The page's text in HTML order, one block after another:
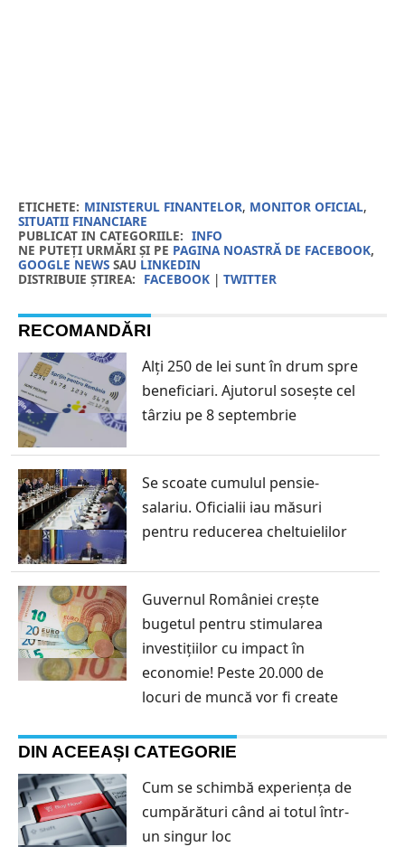
ETICHETE: MINISTERUL FINANTELOR, MONITOR OFICIAL,
SITUATII FINANCIARE
PUBLICAT IN CATEGORIILE: INFO
NE PUTEȚI URMĂRI ȘI PE PAGINA NOASTRĂ DE FACEBOOK,
GOOGLE NEWSSAU LINKEDIN
DISTRIBUIE ȘTIREA: FACEBOOK| TWITTER
RECOMANDĂRI
Alți 250 de lei sunt în drum spre
beneficiari. Ajutorul sosește cel
târziu pe 8 septembrie
Se scoate cumulul pensie-
salariu. Oficialii iau măsuri
pentru reducerea cheltuielilor
Guvernul României crește
bugetul pentru stimularea
investițiilor cu impact în
economie! Peste 20.000 de
locuri de muncă vor fi create
DIN ACEEAȘI CATEGORIE
Cum se schimbă experiența de
cumpărături când ai totul într-
un singur loc